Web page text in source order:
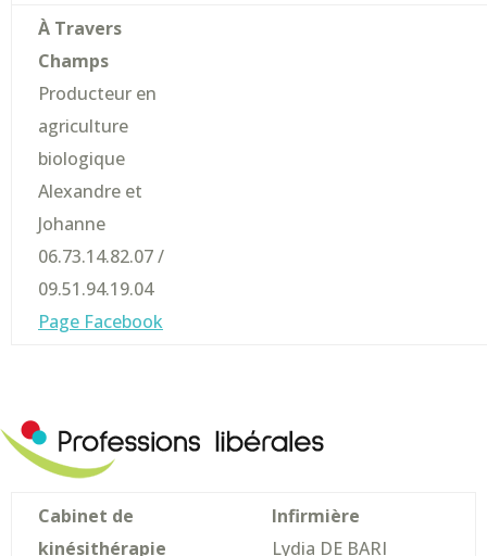
À Travers
Champs
Producteur en
agriculture
biologique
Alexandre et
Johanne
06.73.14.82.07 /
09.51.94.19.04
Page Facebook
Cabinet de
kinésithérapie
Infirmière
Lydia DE BARI